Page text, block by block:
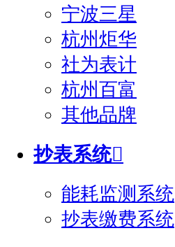
宁波三星
杭州炬华
社为表计
杭州百富
其他品牌
抄表系统
能耗监测系统
抄表缴费系统